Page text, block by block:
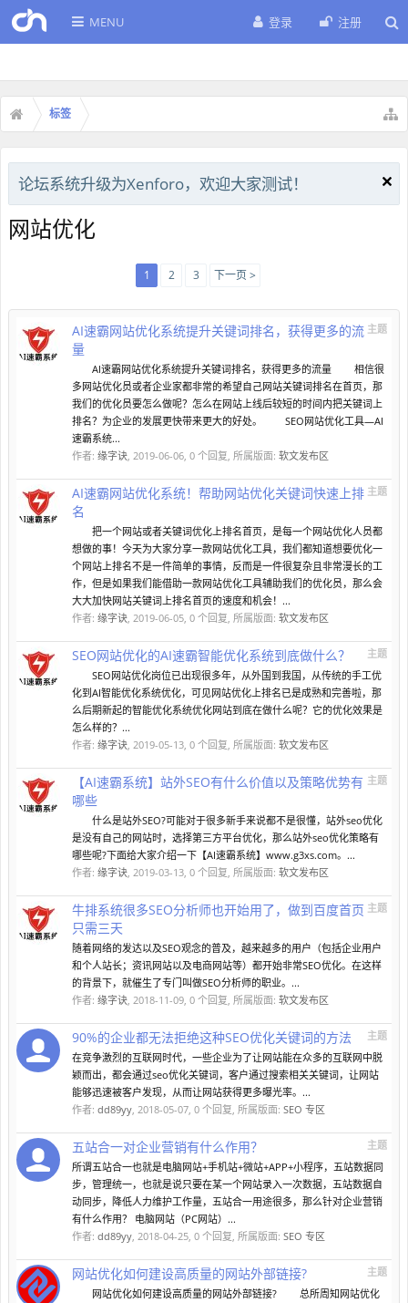
MENU 登录 注册
标签
论坛系统升级为Xenforo，欢迎大家测试！
网站优化
1 2 3 下一页 >
主题
AI速霸网站优化系统提升关键词排名，获得更多的流
量
AI速霸网站优化系统提升关键词排名，获得更多的流量 相信很
多网站优化员或者企业家都非常的希望自己网站关键词排名在首页，那
我们的优化员要怎么做呢？怎么在网站上线后较短的时间内把关键词上
排名？为企业的发展更快带来更大的好处。 SEO网站优化工具—AI
速霸系统...
作者: 缘字诀, 2019-06-06, 0 个回复, 所属版面: 软文发布区
主题
AI速霸网站优化系统！帮助网站优化关键词快速上排
名
把一个网站或者关键词优化上排名首页，是每一个网站优化人员都
想做的事！今天为大家分享一款网站优化工具，我们都知道想要优化一
个网站上排名不是一件简单的事情，反而是一件很复杂且非常漫长的工
作，但是如果我们能借助一款网站优化工具辅助我们的优化员，那么会
大大加快网站关键词上排名首页的速度和机会！...
作者: 缘字诀, 2019-06-05, 0 个回复, 所属版面: 软文发布区
主题
SEO网站优化的AI速霸智能优化系统到底做什么？
SEO网站优化岗位已出现很多年，从外国到我国，从传统的手工优
化到AI智能优化系统优化，可见网站优化上排名已是成熟和完善啦，那
么后期新起的智能优化系统优化网站到底在做什么呢？它的优化效果是
怎么样的？...
作者: 缘字诀, 2019-05-13, 0 个回复, 所属版面: 软文发布区
主题
【AI速霸系统】站外SEO有什么价值以及策略优势有
哪些
什么是站外SEO?可能对于很多新手来说都不是很懂，站外seo优化
是没有自己的网站时，选择第三方平台优化，那么站外seo优化策略有
哪些呢?下面给大家介绍一下【AI速霸系统】www.g3xs.com。...
作者: 缘字诀, 2019-03-13, 0 个回复, 所属版面: 软文发布区
主题
牛排系统很多SEO分析师也开始用了，做到百度首页
只需三天
随着网络的发达以及SEO观念的普及，越来越多的用户（包括企业用户
和个人站长；资讯网站以及电商网站等）都开始非常SEO优化。在这样
的背景下，就催生了专门叫做SEO分析师的职业。...
作者: 缘字诀, 2018-11-09, 0 个回复, 所属版面: 软文发布区
主题
90%的企业都无法拒绝这种SEO优化关键词的方法
在竞争激烈的互联网时代，一些企业为了让网站能在众多的互联网中脱
颖而出，都会通过seo优化关键词，客户通过搜索相关关键词，让网站
能够迅速被客户发现，从而让网站获得更多曝光率。...
作者: dd89yy, 2018-05-07, 0 个回复, 所属版面: SEO 专区
主题
五站合一对企业营销有什么作用？
所谓五站合一也就是电脑网站+手机站+微站+APP+小程序，五站数据同
步，管理统一，也就是说只要在某一个网站录入一次数据，五站数据自
动同步，降低人力维护工作量，五站合一用途很多，那么针对企业营销
有什么作用？ 电脑网站（PC网站）...
作者: dd89yy, 2018-04-25, 0 个回复, 所属版面: SEO 专区
主题
网站优化如何建设高质量的网站外部链接?
网站优化如何建设高质量的网站外部链接? 总所周知网站优化